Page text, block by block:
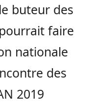
buteur des
faire
nationale
des
2019